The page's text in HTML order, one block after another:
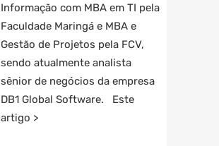
Informação com MBA em TI pela
Faculdade Maringá e MBA e
Gestão de Projetos pela FCV,
sendo atualmente analista
sênior de negócios da empresa
DB1 Global Software. Este
artigo >